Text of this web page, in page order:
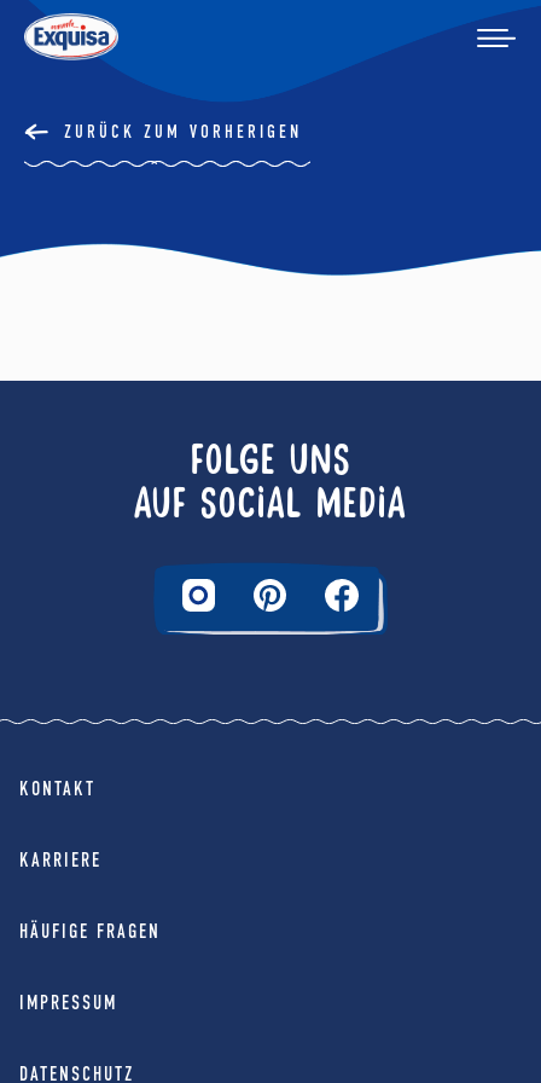
ZURÜCK ZUM VORHERIGEN
FOLGE UNS
AUF SOCIAL MEDIA
KONTAKT
KARRIERE
HÄUFIGE FRAGEN
IMPRESSUM
DATENSCHUTZ